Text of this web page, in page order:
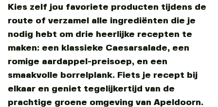
Kies zelf jou favoriete producten tijdens de
route of verzamel alle ingrediënten die je
nodig hebt om drie heerlijke recepten te
maken: een klassieke Caesarsalade, een
romige aardappel-preisoep, en een
smaakvolle borrelplank. Fiets je recept bij
elkaar en geniet tegelijkertijd van de
prachtige groene omgeving van Apeldoorn.